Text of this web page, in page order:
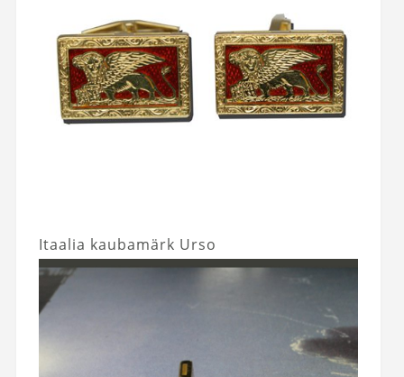
Itaalia kaubamärk Urso